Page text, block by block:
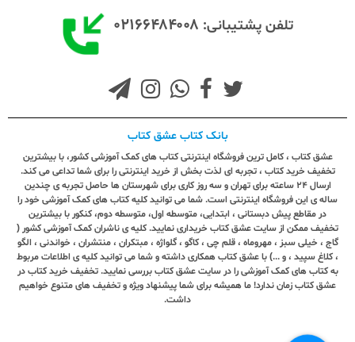
تلفن پشتیبانی: ۰۲۱۶۶۴۸۴۰۰۸
بانک کتاب عشق کتاب
عشق کتاب ، کامل ترین فروشگاه اینترنتی کتاب های کمک آموزشی کشور، با بیشترین
تخفیف خرید کتاب ، تجربه ای لذت بخش از خرید اینترنتی را برای شما تداعی می کند.
ارسال ٢٤ ساعته برای تهران و سه روز کاری برای شهرستان ها حاصل تجربه ی چندین
ساله ی این فروشگاه اینترنتی است. شما می توانید کلیه کتاب های کمک آموزشی خود را
در مقاطع پیش دبستانی ، ابتدایی، متوسطه اول، متوسطه دوم، کنکور با بیشترین
تخفیف ممکن از سایت عشق کتاب خریداری نمایید. کلیه ی ناشران کمک آموزشی کشور (
گاج ، خیلی سبز ، مهروماه ، قلم چی ، کاگو ، گلواژه ، مبتکران ، منتشران ، خواندنی ، الگو
، کلاغ سپید ، و ...) با عشق کتاب همکاری داشته و شما می توانید کلیه ی اطلاعات مربوط
به کتاب های کمک آموزشی را در سایت عشق کتاب بررسی نمایید. تخفیف خرید کتاب در
عشق کتاب زمان ندارد! ما همیشه برای شما پیشنهاد ویژه و تخفیف های متنوع خواهیم
داشت.